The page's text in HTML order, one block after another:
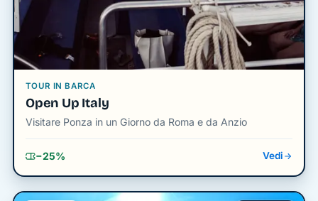
TOUR IN BARCA
Open Up Italy
Visitare Ponza in un Giorno da Roma e da Anzio
−25% Vedi